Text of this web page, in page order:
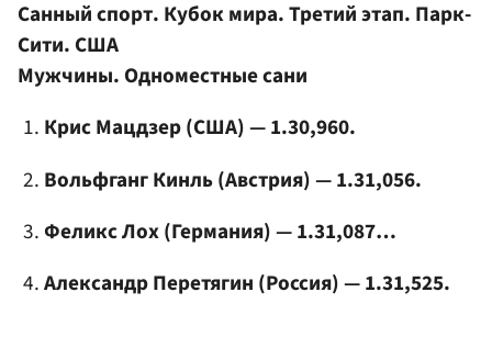
Санный спорт. Кубок мира. Третий этап. Парк-
Сити. США
Мужчины. Одноместные сани
Крис Мацдзер (США) — 1.30,960.
Вольфганг Кинль (Австрия) — 1.31,056.
Феликс Лох (Германия) — 1.31,087…
Александр Перетягин (Россия) — 1.31,525.